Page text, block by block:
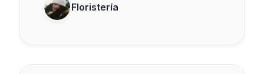
Floristería